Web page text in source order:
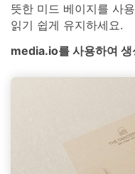
뜻한 미드 베이지를 사
읽기 쉽게 유지하세요.
media.io를 사용하여 생